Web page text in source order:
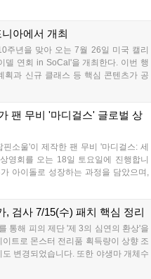
에다니아 파트2 지역을 순차
최고 레벨이 75로 상향된다. 또
츠 확장 등 다양한 편의 기능 개
장 목표와 즐거움을 제공할 계
아에서 개최
주년을 맞아 오는 7월 26일 미국 캘리
델 연회 in SoCal'을 개최한다. 이번 행
획과 신규 클래스 등 핵심 콘텐츠가 공
터 공식 유튜브와 치지직을 통해 9개
될 예정이다. 특히 에다니아 파트 2와
스에 대한 기대감이 높다....
팬 무비 '마디걸스' 글로벌 상
소울'이 제작한 팬 무비 '마디걸스: 세
영회를 오는 18일 토요일에 진행합니
아이돌로 성장하는 과정을 담았으며,
를 더했습니다. 게임 내 커뮤니티 문
들의 창작 활동을 적극적으로 지원할
, 검사 7/15(수) 패치 핵심 정리
통해 피의 제단 '제 3의 심연의 환상'을
트로 몬스터 전리품 획득량이 상향 조
변경되었습니다. 또한 야생마 개체수
입, 사냥터 정보 UI 개선 등 게임 편의